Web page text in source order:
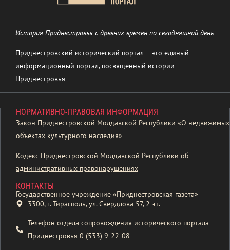
История Приднестровья с древних времен по сегодняшний день
Приднестровский исторический портал – это единый
информационный портал, посвящённый истории
Приднестровья
НОРМАТИВНО-ПРАВОВАЯ ИНФОРМАЦИЯ
Закон Приднестровской Молдавской Республики «О недвижимых
объектах культурного наследия»
Кодекс Приднестровской Молдавской Республики об
административных правонарушениях
КОНТАКТЫ
Государственное учреждение «Приднестровская газета»
3300, г. Тирасполь, ул. Свердлова 57, 2 эт.
Телефон отдела сопровождения исторического портала
Приднестровья 0 (533) 9-22-08